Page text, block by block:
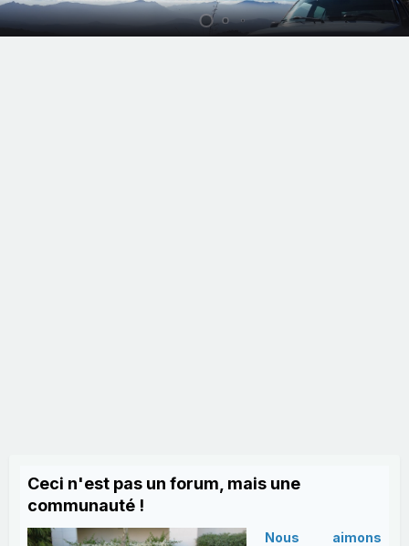
Ceci n'est pas un forum, mais une
communauté !
Nous aimons